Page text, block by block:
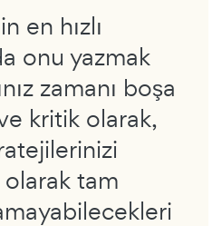
en hızlı
onu yazmak
zamanı boşa
kritik olarak,
tam